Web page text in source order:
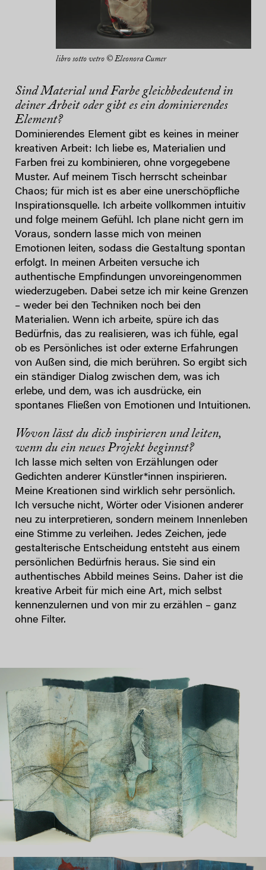
libro sotto vetro © Eleonora Cumer
Sind Material und Farbe gleichbedeutend in
deiner Arbeit oder gibt es ein dominierendes
Element?
Dominierendes Element gibt es keines in meiner
kreativen Arbeit: Ich liebe es, Materialien und
Farben frei zu kombinieren, ohne vorgegebene
Muster. Auf meinem Tisch herrscht scheinbar
Chaos; für mich ist es aber eine unerschöpfliche
Inspirationsquelle. Ich arbeite vollkommen intuitiv
und folge meinem Gefühl. Ich plane nicht gern im
Voraus, sondern lasse mich von meinen
Emotionen leiten, sodass die Gestaltung spontan
erfolgt. In meinen Arbeiten versuche ich
authentische Empfindungen unvoreingenommen
wiederzugeben. Dabei setze ich mir keine Grenzen
– weder bei den Techniken noch bei den
Materialien. Wenn ich arbeite, spüre ich das
Bedürfnis, das zu realisieren, was ich fühle, egal
ob es Persönliches ist oder externe Erfahrungen
von Außen sind, die mich berühren. So ergibt sich
ein ständiger Dialog zwischen dem, was ich
erlebe, und dem, was ich ausdrücke, ein
spontanes Fließen von Emotionen und Intuitionen.
Wovon lässt du dich inspirieren und leiten,
wenn du ein neues Projekt beginnst?
Ich lasse mich selten von Erzählungen oder
Gedichten anderer Künstler*innen inspirieren.
Meine Kreationen sind wirklich sehr persönlich.
Ich versuche nicht, Wörter oder Visionen anderer
neu zu interpretieren, sondern meinem Innenleben
eine Stimme zu verleihen. Jedes Zeichen, jede
gestalterische Entscheidung entsteht aus einem
persönlichen Bedürfnis heraus. Sie sind ein
authentisches Abbild meines Seins. Daher ist die
kreative Arbeit für mich eine Art, mich selbst
kennenzulernen und von mir zu erzählen – ganz
ohne Filter.